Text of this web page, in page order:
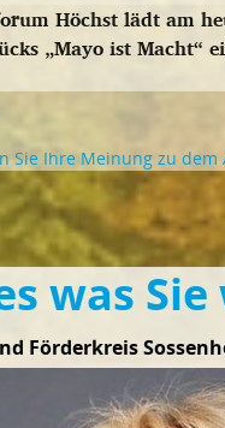
Höchst lädt am
„Mayo ist Macht“
Sie Ihre Meinung zu dem
was
Förderkreis